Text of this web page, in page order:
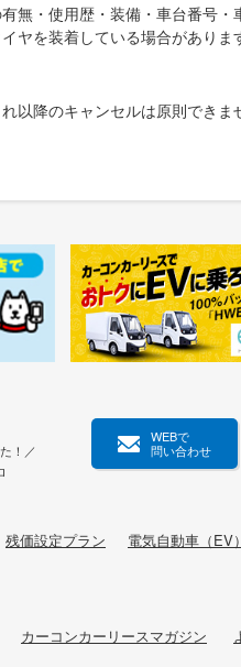
無・使用歴・装備・車台番号
ヤを装着している場合があり
以降のキャンセルは原則できま
！／
WEBで
問い合わせ
残価設定プラン 電気自動車（EV）
カーコンカーリースマガジン